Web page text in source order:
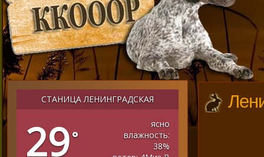
СТАНИЦА ЛЕНИНГРАДСКАЯ
29°
ясно
влажность:
38%